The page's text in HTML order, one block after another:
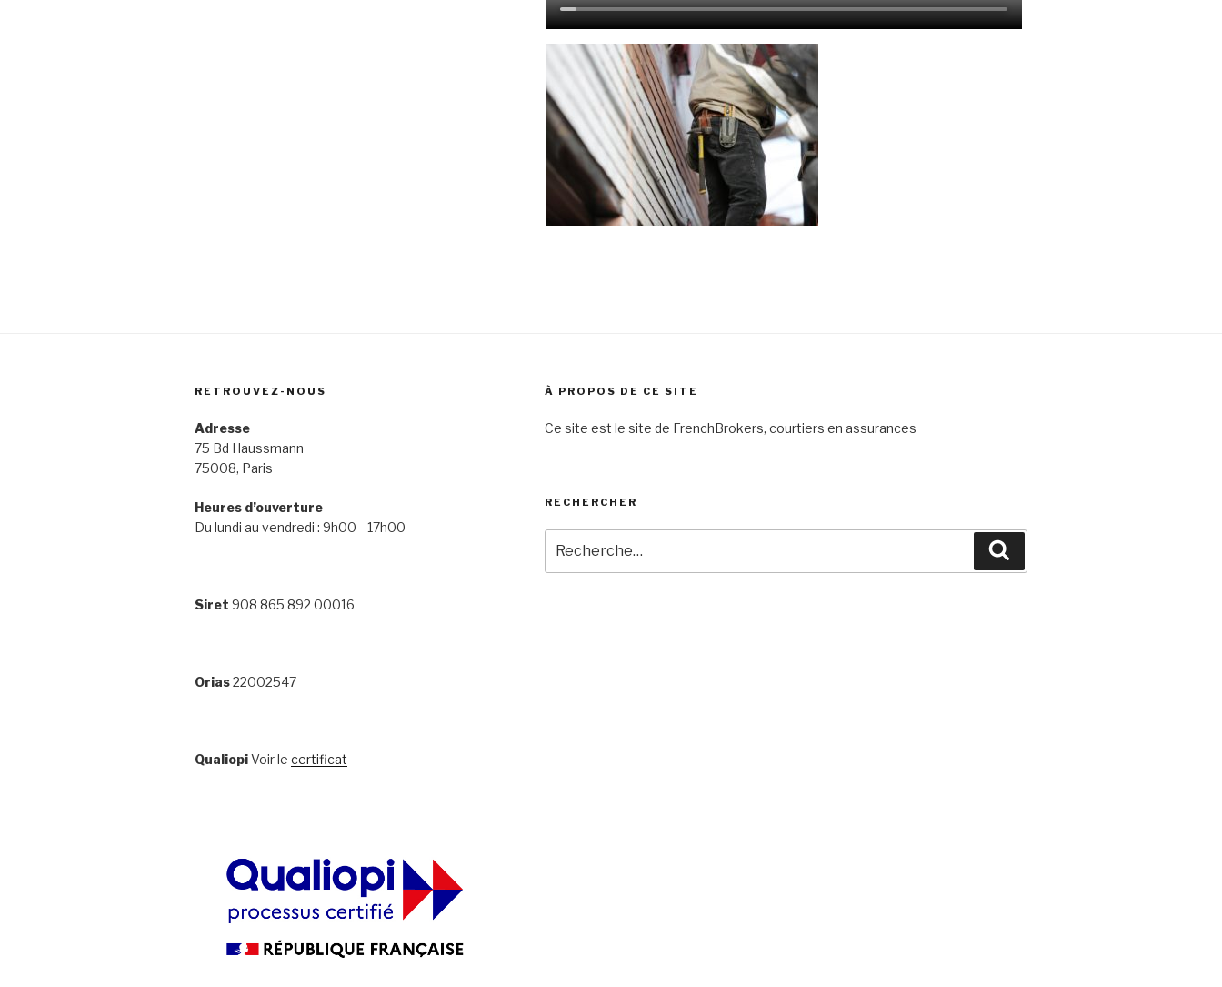
RETROUVEZ-NOUS
Adresse
75 Bd Haussmann
75008, Paris
Heures d’ouverture
Du lundi au vendredi : 9h00—17h00
Siret 908 865 892 00016
Orias22002547
QualiopiVoir le certificat
À PROPOS DE CE SITE
Ce site est le site de FrenchBrokers, courtiers en assurances
RECHERCHER
pour
: